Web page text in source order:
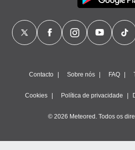
Contacto Sobre nós FAQ
Cookies Política de privacidade
© 2026 Meteored. Todos os